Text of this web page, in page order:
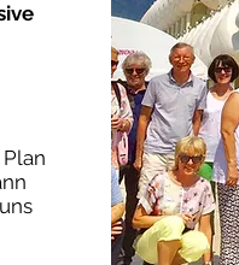
mit